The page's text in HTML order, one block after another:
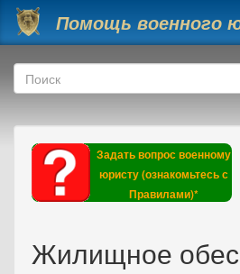
Перейти к основному содержанию
Помощь военного
Форма поиска
Поиск
Задать вопрос военному
юристу (ознакомьтесь с
Правилами)*
Жилищное